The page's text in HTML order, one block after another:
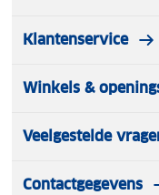
Klantenservice
Winkels &
Veelgestelde
Contactgegevens